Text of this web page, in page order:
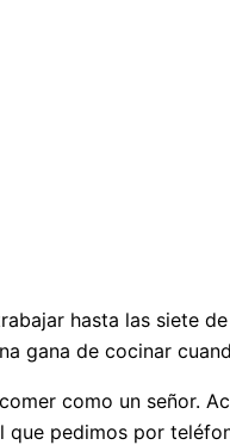
hasta las siete
gana de cocinar
como un señor.
pedimos por